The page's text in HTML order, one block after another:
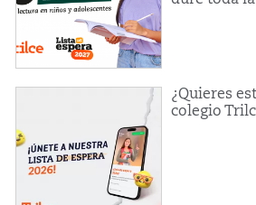
¿Quieres
colegio